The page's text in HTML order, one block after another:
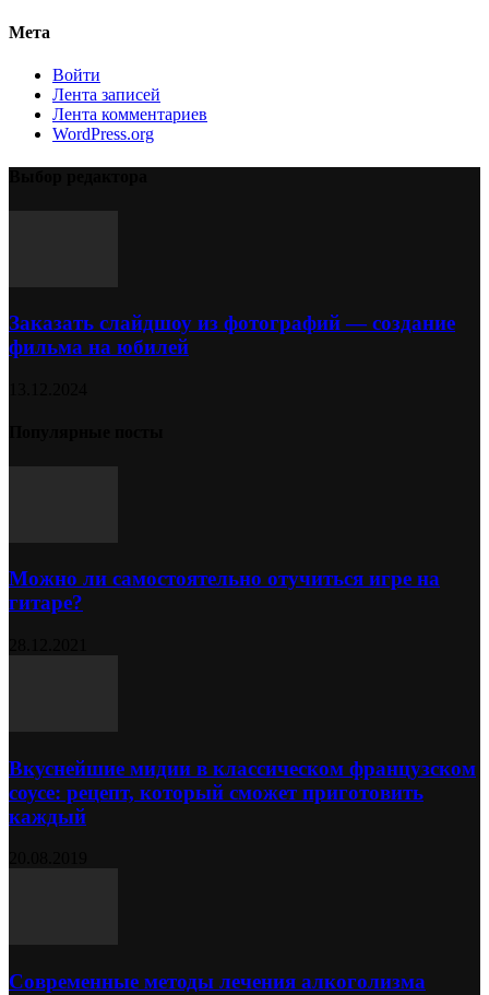
Мета
Войти
Лента записей
Лента комментариев
WordPress.org
Заказать слайдшоу из фотографий — создание
фильма на юбилей
Можно ли самостоятельно отучиться игре на
гитаре?
Вкуснейшие мидии в классическом французском
соусе: рецепт, который сможет приготовить
каждый
Современные методы лечения алкоголизма